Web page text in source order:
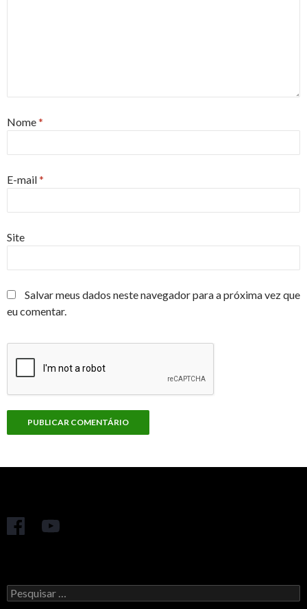
Nome*
E-mail*
Site
Salvar meus dados neste navegador para a próxima vez que
eu comentar.
Pesquisar
por: